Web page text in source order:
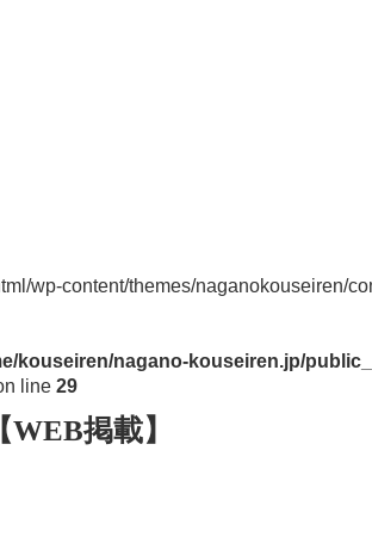
wp-content/themes/naganokouseiren/
kouseiren/nagano-kouseiren.jp/
line 29
掲載】